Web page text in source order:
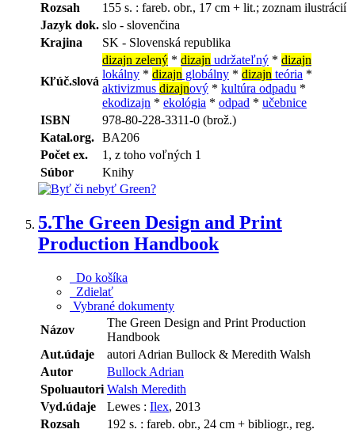
Rozsah
155 s. : fareb. obr., 17 cm + lit.; zoznam ilustrácií
Jazyk dok. slo - slovenčina
Krajina
SK - Slovenská republika
Kľúč.slová
dizajn zelený * dizajn udržateľný * dizajn
lokálny * dizajn globálny * dizajn teória *
aktivizmus dizajnový * kultúra odpadu *
ekodizajn * ekológia * odpad * učebnice
ISBN
978-80-228-3311-0 (brož.)
Katal.org. BA206
Počet ex.
1, z toho voľných 1
Súbor
Knihy
5.The Green Design and Print
Production Handbook
Do košíka
Zdielať
Vybrané dokumenty
Názov
The Green Design and Print Production
Handbook
Aut.údaje
autori Adrian Bullock & Meredith Walsh
Autor
Bullock Adrian
Spoluautori Walsh Meredith
Vyd.údaje
Lewes : Ilex, 2013
Rozsah
192 s. : fareb. obr., 24 cm + bibliogr., reg.